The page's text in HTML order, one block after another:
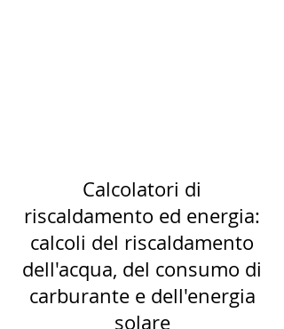
Calcolatori di
riscaldamento ed energia:
calcoli del riscaldamento
dell'acqua, del consumo di
carburante e dell'energia
solare